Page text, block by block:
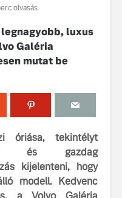
olvasás
legnagyobb, luxus
Galéria
mutat be
óriása, tekintélyt
és gazdag
kijelenteni, hogy
modell. Kedvenc
gondosan
amelynek